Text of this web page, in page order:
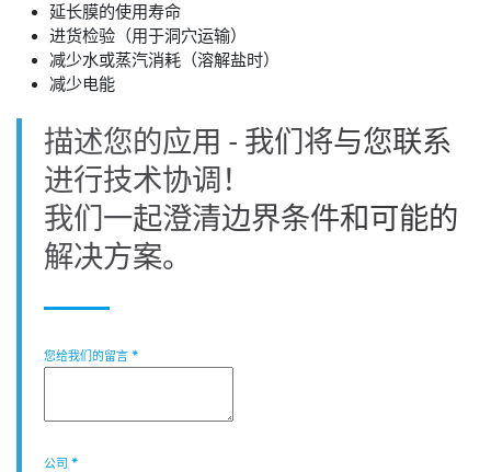
延长膜的使用寿命
进货检验（用于洞穴运输）
减少水或蒸汽消耗（溶解盐时）
减少电能
描述您的应用 - 我们将与您联系
进行技术协调！
我们一起澄清边界条件和可能的
解决方案。
您给我们的留言 *
公司 *